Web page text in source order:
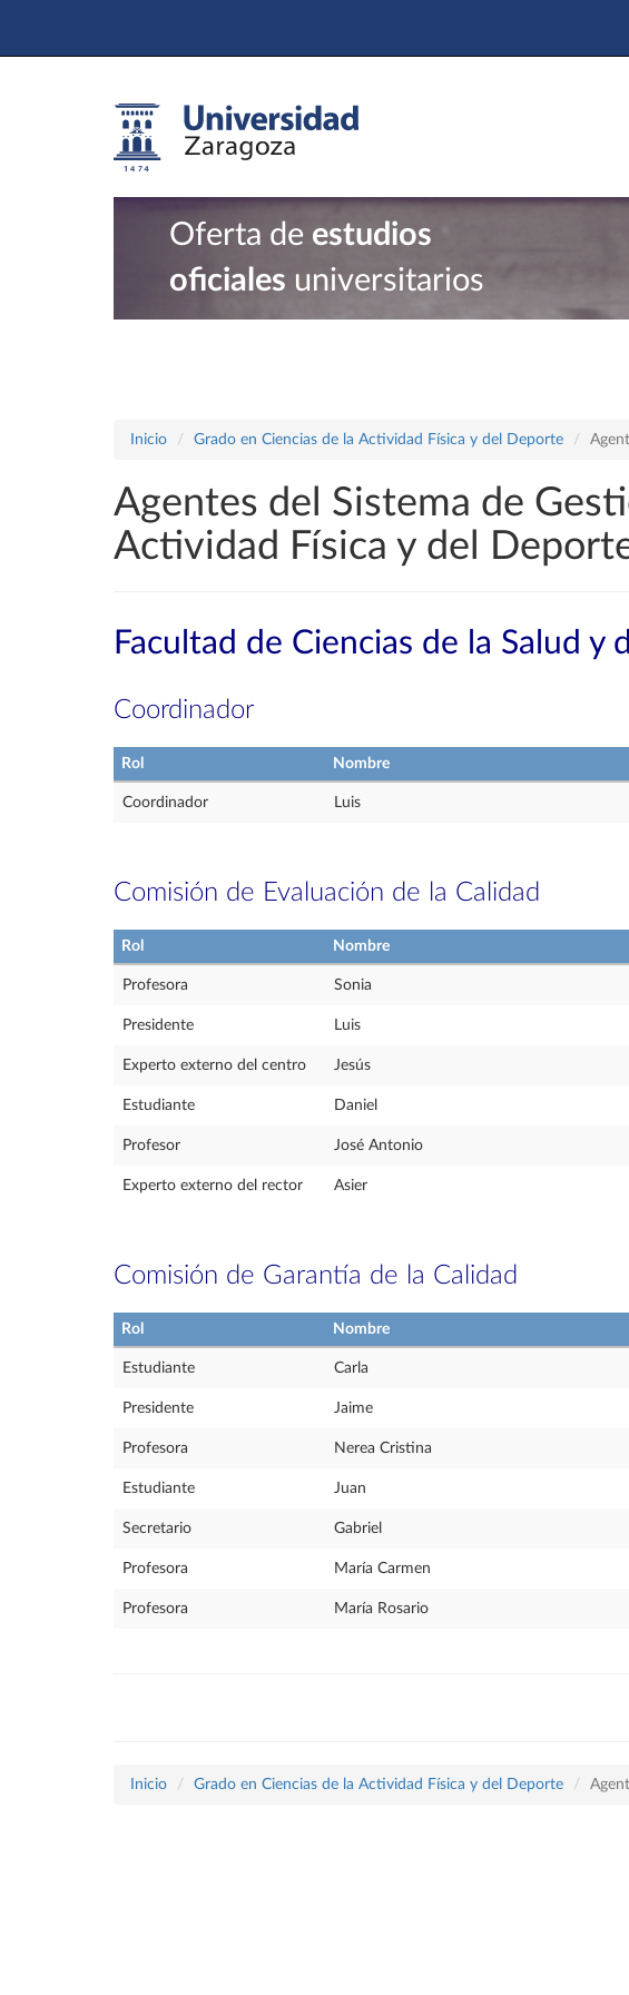
Oferta de estudios
oficiales universitarios
Inicio Grado en Ciencias de la Actividad Física y del Deporte
Agentes del Sistema de
Actividad Física y del
Facultad de Ciencias de la Salud y
Coordinador
Rol Nombre
Coordinador Luis
Comisión de Evaluación de la Calidad
Rol Nombre
Profesora Sonia
Presidente Luis
Experto externo del centro Jesús
Estudiante Daniel
Profesor José Antonio
Experto externo del rector Asier
Comisión de Garantía de la Calidad
Rol Nombre
Estudiante Carla
Presidente Jaime
Profesora Nerea Cristina
Estudiante Juan
Secretario Gabriel
Profesora María Carmen
Profesora María Rosario
Inicio Grado en Ciencias de la Actividad Física y del Deporte